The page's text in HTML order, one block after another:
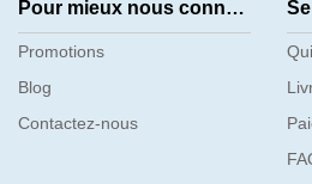
Pour mieux nous connaître
Promotions
Blog
Contactez-nous